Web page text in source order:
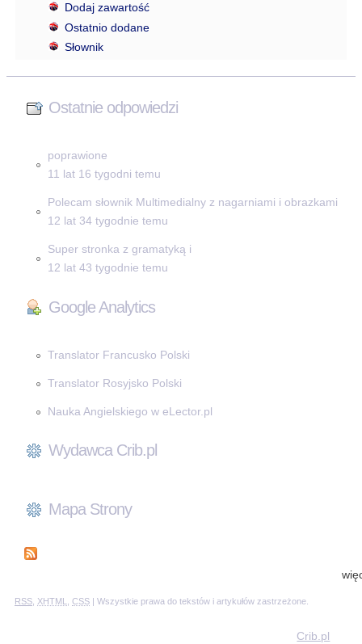
Dodaj zawartość
Ostatnio dodane
Słownik
Ostatnie odpowiedzi
poprawione
11 lat 16 tygodni temu
Polecam słownik Multimedialny z nagarniami i obrazkami
12 lat 34 tygodnie temu
Super stronka z gramatyką i
12 lat 43 tygodnie temu
Google Analytics
Translator Francusko Polski
Translator Rosyjsko Polski
Nauka Angielskiego w eLector.pl
Wydawca Crib.pl
Mapa Strony
RSS XHTML CSS | Wszystkie prawa do tekstów i artykułów zastrzeżone.
Crib.pl